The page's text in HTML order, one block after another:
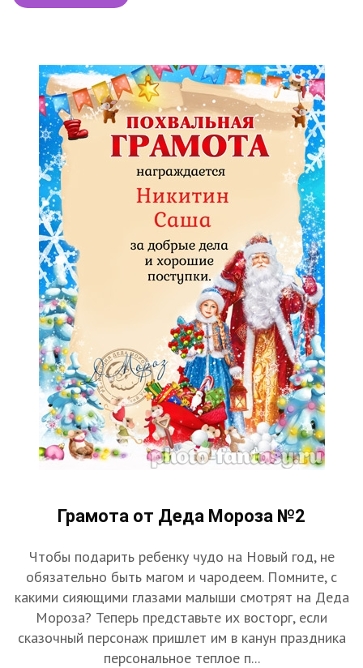
Грамота от Деда Мороза №2
Чтобы подарить ребенку чудо на Новый год, не
обязательно быть магом и чародеем. Помните, с
какими сияющими глазами малыши смотрят на Деда
Мороза? Теперь представьте их восторг, если
сказочный персонаж пришлет им в канун праздника
персональное теплое п...